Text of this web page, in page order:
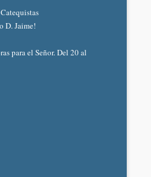
D. Jaime!
para el Señor. Del 20 al